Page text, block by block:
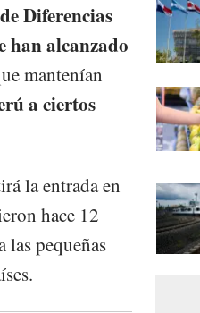
Diferencias
han alcanzado
mantenían
a ciertos
la entrada en
hace 12
las pequeñas